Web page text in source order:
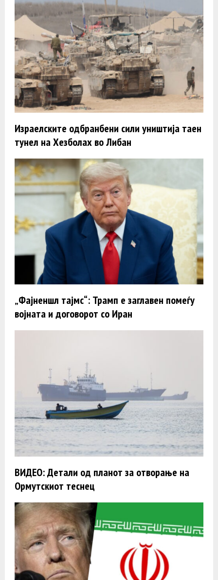
Израелските одбранбени сили уништија таен
тунел на Хезболах во Либан
„Фајненшл тајмс“: Трамп e заглавен помеѓу
војната и договорот со Иран
ВИДЕО: Детали од планот за отворање на
Ормутскиот теснец